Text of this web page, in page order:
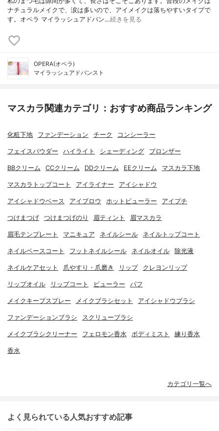
ナチュラルメイクで、涙は多いので、アイメイクは落ちやすいタイプで
す。オペラ マイラッシュアドバン…続きを見る
OPERA(オペラ)
マイラッシュアドバンスト
マスカラ関連カテゴリ：おすすめ商品ランキング
化粧下地 ファンデーション チーク コンシーラー
フェイスパウダー ハイライト シェーディング ブロンザー
BBクリーム CCクリーム DDクリーム EEクリーム マスカラ下地
マスカラトップコート アイライナー アイシャドウ
アイシャドウベース アイブロウ ホットビューラー アイプチ
つけまつげ つけまつげのり 眉ティント 眉マスカラ
眉毛テンプレート マニキュア ネイルシール ネイルトップコート
ネイルベースコート フットネイルシール ネイルオイル 除光液
ネイルケアセット 爪やすり・爪磨き リップ クレヨンリップ
リップオイル リップコート ビューラー パフ
メイクキープスプレー メイクブラシセット アイシャドウブラシ
ファンデーションブラシ スクリューブラシ
メイクブラシクリーナー フェロモン香水 ボディミスト 練り香水
香水
カテゴリ一覧へ
よく見られている人気おすすめ記事